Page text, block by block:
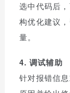
选中代码后
构优化建议
量。
4. 调试辅助
针对报错信